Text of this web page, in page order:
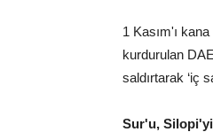
1 Kasım'ı
kurdurulan
saldırtarak ‘iç
Sur'u,